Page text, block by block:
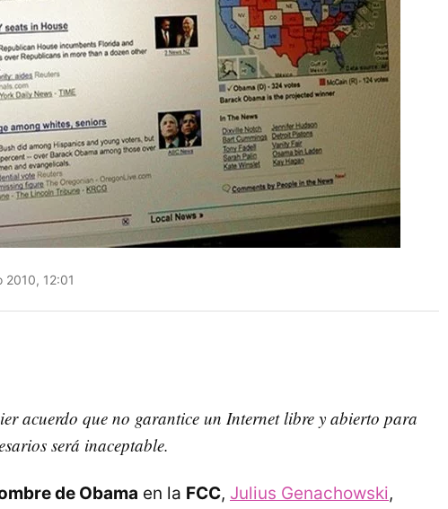
2010, 12:01
acuerdo que no garantice un Internet libre y abierto para
será inaceptable.
de Obama en la FCC, Julius Genachowski,